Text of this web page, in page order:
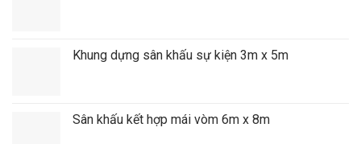
Khung dựng sân khấu sự kiện 3m x 5m
Sân khấu kết hợp mái vòm 6m x 8m